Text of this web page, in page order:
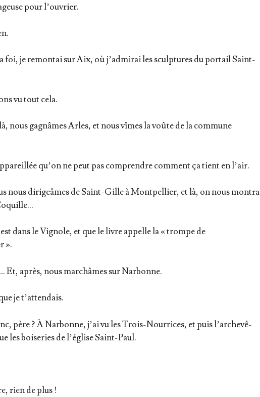
pour l’ouvrier.
foi, je remon­tai sur Aix, où j’ad­mi­rai les sculp­tures du por­tail Saint-
vu tout cela.
nous gagnâmes Arles, et nous vîmes la voûte de la com­mune
qu’on ne peut pas com­prendre com­ment ça tient en l’air.
nous diri­geâmes de Saint-Gille à Mont­pel­lier, et là, on nous mon­tra
dans le Vignole, et que le livre appelle la « trompe de
».
Et, après, nous mar­châmes sur Narbonne.
je t’attendais.
père ? À Nar­bonne, j’ai vu les Trois-Nour­rices, et puis l’ar­che­vê­
les boi­se­ries de l’é­glise Saint-Paul.
rien de plus !